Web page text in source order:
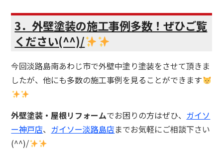
3．外壁塗装の施工事例多数！ぜひご覧
ください(^^)/
今回淡路島南あわじ市で外壁中塗り塗装をさせて頂きま
したが、他にも多数の施工事例を見ることができます
外壁塗装・屋根リフォームでお困りの方はぜひ、 ガイソ
ー神戸店、 ガイソー淡路島店までお気軽にご相談下さい
(^^)/